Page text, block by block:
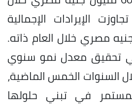
تجاوزت الإيرادات الإجمالية
مليار جنيه مصري خلال العام ذاته.
تحقيق معدل نمو سنوي
خلال السنوات الخمس الماضية،
في تبني حلولها